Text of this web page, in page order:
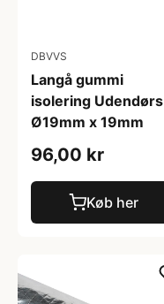
DBVVS
Langå gummi
isolering Udendørs
Ø19mm x 19mm
96,00 kr
Køb her